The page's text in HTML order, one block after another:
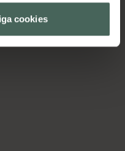
cookies